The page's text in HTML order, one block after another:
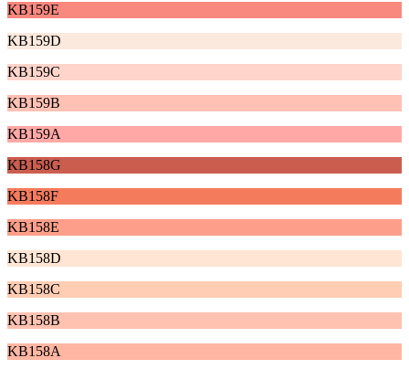
KB159E
KB159D
KB159C
KB159B
KB159A
KB158G
KB158F
KB158E
KB158D
KB158C
KB158B
KB158A